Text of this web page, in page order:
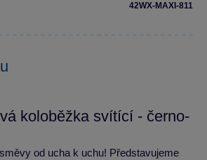
42WX-MAXI-811
koloběžka svítící - černo-
od ucha k uchu! Představujeme